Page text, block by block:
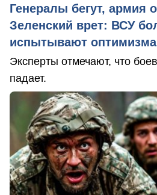
Генералы бегут, армия
Зеленский врет: ВСУ
испытывают оптимизма
Эксперты отмечают, что
падает.